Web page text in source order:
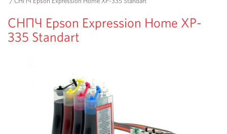
СНПЧ Epson Expression Home XP-
335 Standart